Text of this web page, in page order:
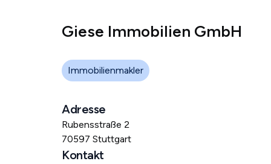
Giese Immobilien GmbH
Immobilienmakler
Adresse
Rubensstraße 2
70597 Stuttgart
Kontakt